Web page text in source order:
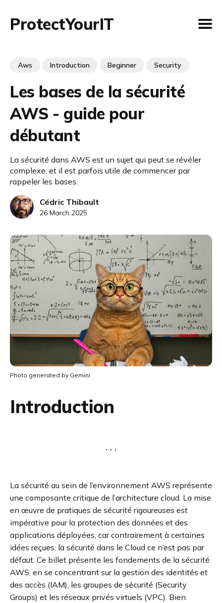
ProtectYourIT
Aws Introduction Beginner Security
Les bases de la sécurité
AWS - guide pour
débutant
La sécurité dans AWS est un sujet qui peut se révéler
complexe, et il est parfois utile de commencer par
rappeler les bases.
Cédric Thibault
26 March 2025
Photo generated by Gemini
Introduction
La sécurité au sein de l’environnement AWS représente
une composante critique de l’architecture cloud. La mise
en œuvre de pratiques de sécurité rigoureuses est
impérative pour la protection des données et des
applications déployées, car contrairement à certaines
idées reçues, la sécurité dans le Cloud ce n’est pas par
défaut. Ce billet présente les fondements de la sécurité
AWS, en se concentrant sur la gestion des identités et
des accès (IAM), les groupes de sécurité (Security
Groups) et les réseaux privés virtuels (VPC). Bien